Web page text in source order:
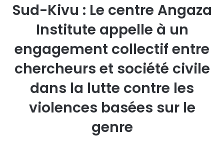
Sud-Kivu : Le centre Angaza
Institute appelle à un
engagement collectif entre
chercheurs et société civile
dans la lutte contre les
violences basées sur le
genre